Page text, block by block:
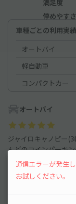
満足度
停めやすさ
車種ごとの利用実績
オートバイ
軽自動車
コンパクトカー
オートバイ
ジャイロキャノピー
んどのコインパーキ
られるパーキングも
コンパクトカー
通信エラーが発生
お試しください。